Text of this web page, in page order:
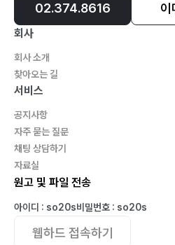
02.374.8616 이
회사
회사 소개
찾아오는 길
서비스
공지사항
자주 묻는 질문
채팅 상담하기
자료실
원고 및 파일 전송
아이디 : so20s비밀번호 : so20s
웹하드 접속하기